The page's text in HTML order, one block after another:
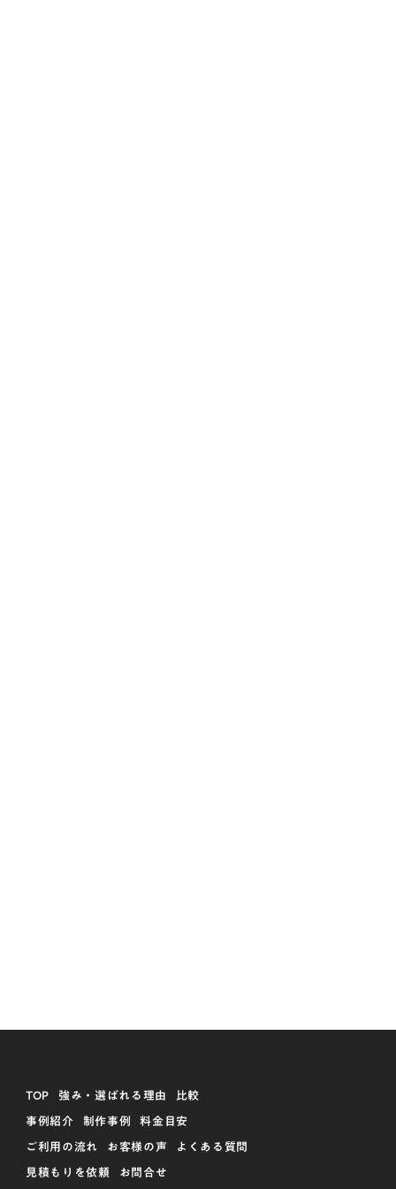
TOP 強み・選ばれる理由 比較
事例紹介 制作事例 料金目安
ご利用の流れ お客様の声 よくある質問
見積もりを依頼 お問合せ